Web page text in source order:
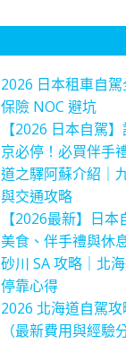
2026 日本租車自
保險 NOC 避坑
【2026 日本自駕
京必停！必買伴手
道之驛阿蘇介紹｜
與交通攻略
【2026最新】日
美食、伴手禮與休
砂川 SA 攻略｜北
停靠心得
2026 北海道自駕
（最新費用與經驗